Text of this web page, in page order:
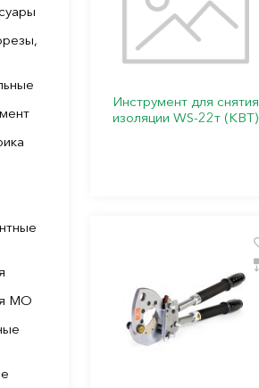
МО
Инструмент для снятия
изоляции WS-22т (КВТ)